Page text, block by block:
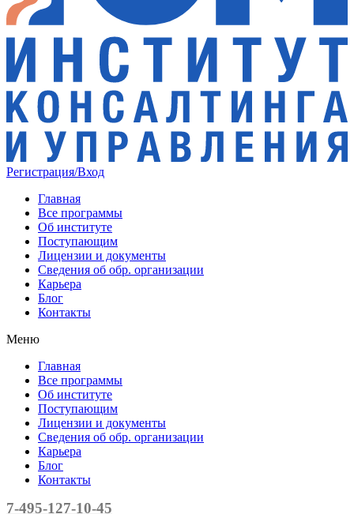
Регистрация/Вход
Главная
Все программы
Об институте
Поступающим
Лицензии и документы
Сведения об обр. организации
Карьера
Блог
Контакты
Меню
Главная
Все программы
Об институте
Поступающим
Лицензии и документы
Сведения об обр. организации
Карьера
Блог
Контакты
7-495-127-10-45